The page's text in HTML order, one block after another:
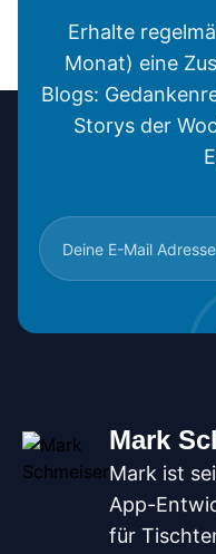
Erhalte
Monat) eine
Blogs:
Storys der
Mark
Mark ist
App-
für